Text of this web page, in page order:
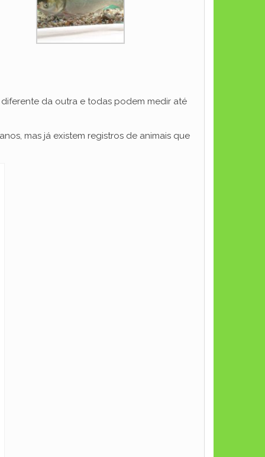
da outra e todas podem medir até
mas já existem registros de animais que